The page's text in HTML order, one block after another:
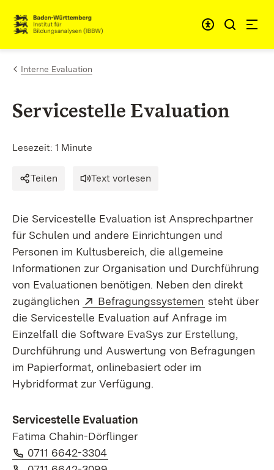
Zum Inhalt springen
Link zur Startseite
Interne Evaluation
Servicestelle Evaluation
Lesezeit: 1 Minute
Teilen Text vorlesen
Die Servicestelle Evaluation ist Ansprechpartner
für Schulen und andere Einrichtungen und
Personen im Kultusbereich, die allgemeine
Informationen zur Organisation und Durchführung
von Evaluationen benötigen. Neben den direkt
zugänglichen
Extern:
Befragungssystemen (Öffnet in
steht über
die Servicestelle Evaluation auf Anfrage im
Einzelfall die Software EvaSys zur Erstellung,
Durchführung und Auswertung von Befragungen
im Papierformat, onlinebasiert oder im
Hybridformat zur Verfügung.
Servicestelle Evaluation
Fatima Chahin-Dörflinger
Telefon:
0711 6642-3304
Telefon: